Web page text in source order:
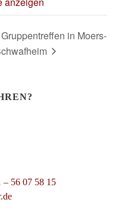
Gruppentreffen in Moers-
– 56 07 58 15